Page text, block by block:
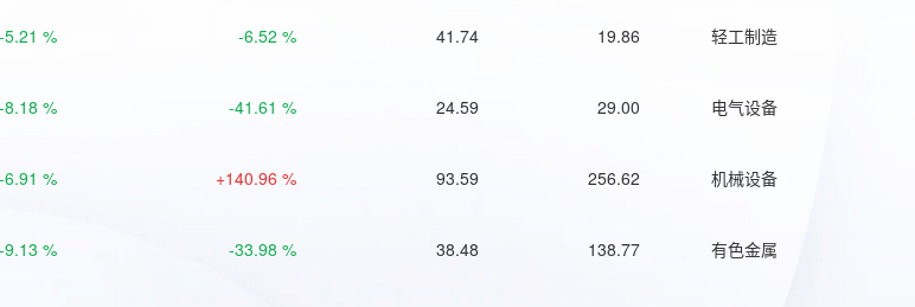
-5.21 % -6.52 % 41.74 19.86 轻工制造
-8.18 % -41.61 % 24.59 29.00 电气设备
-6.91 % +140.96 % 93.59 256.62 机械设备
-9.13 % -33.98 % 38.48 138.77 有色金属